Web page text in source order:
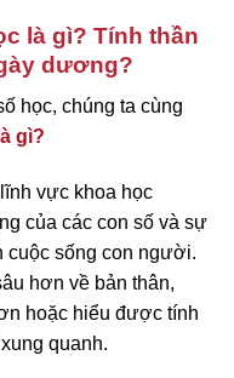
là gì? Tính thần
dương?
học, chúng ta cùng
gì?
vực khoa học
của các con số và sự
cuộc sống con người.
hơn về bản thân,
hoặc hiểu được tính
quanh.